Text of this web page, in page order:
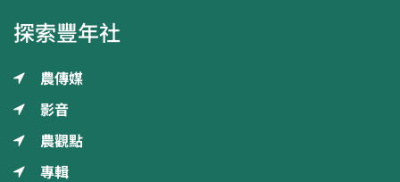
探索豐年社
農傳媒
影音
農觀點
專輯